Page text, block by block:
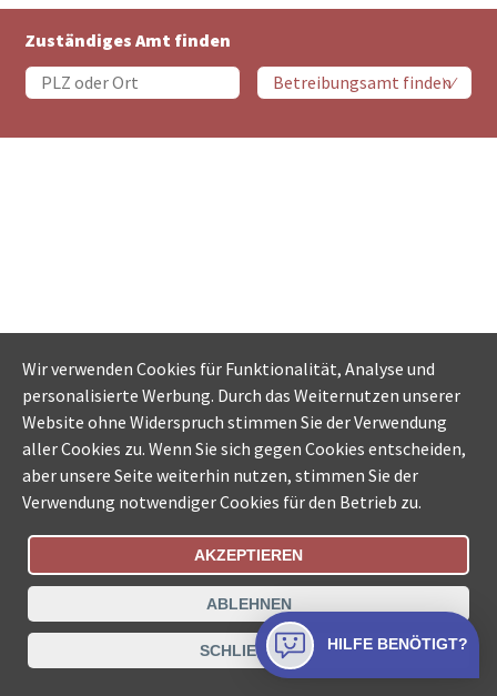
Zuständiges Amt finden
Bestellungsstatus Ämtersuche der Schweiz
Datenschutz Impressum Nutzungsbestimmungen
Kontakt
Wir verwenden Cookies für Funktionalität, Analyse und
personalisierte Werbung. Durch das Weiternutzen unserer
Website ohne Widerspruch stimmen Sie der Verwendung
aller Cookies zu. Wenn Sie sich gegen Cookies entscheiden,
aber unsere Seite weiterhin nutzen, stimmen Sie der
Verwendung notwendiger Cookies für den Betrieb zu.
AKZEPTIEREN
ABLEHNEN
SCHLIESSEN HILFE BENÖTIGT?